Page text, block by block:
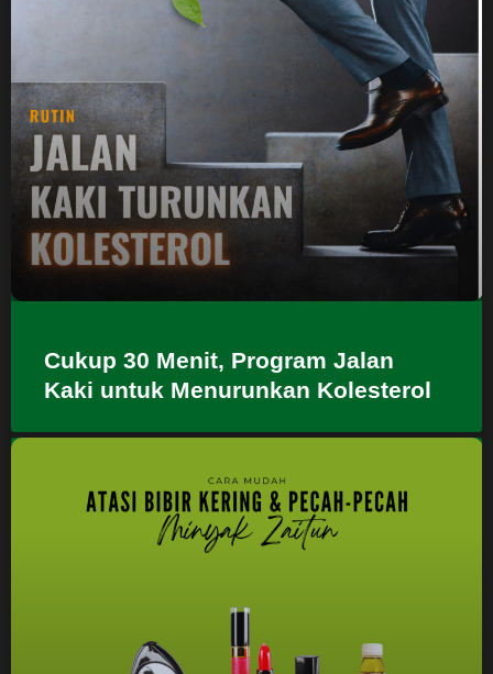
Cukup 30 Menit, Program Jalan
Kaki untuk Menurunkan Kolesterol